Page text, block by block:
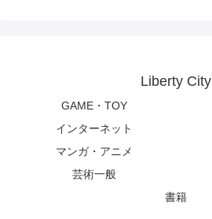
Liberty City
GAME・TOY
インターネット
マンガ・アニメ
芸術一般
書籍